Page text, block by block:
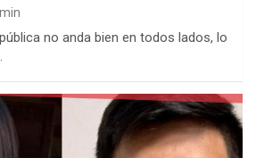
no anda bien en todos lados, lo